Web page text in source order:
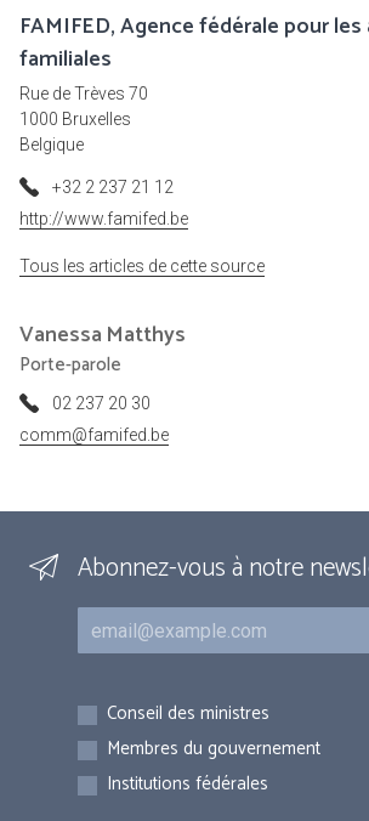
FAMIFED, Agence fédérale pour
familiales
Rue de Trèves 70
1000 Bruxelles
Belgique
+32 2 237 21 12
http://www.famifed.be
Tous les articles de cette source
Vanessa Matthys
Porte-parole
02 237 20 30
comm@famifed.be
Abonnez-vous à notre
Courriel
Inscriptions
Conseil des ministres
Membres du gouvernement
Institutions fédérales